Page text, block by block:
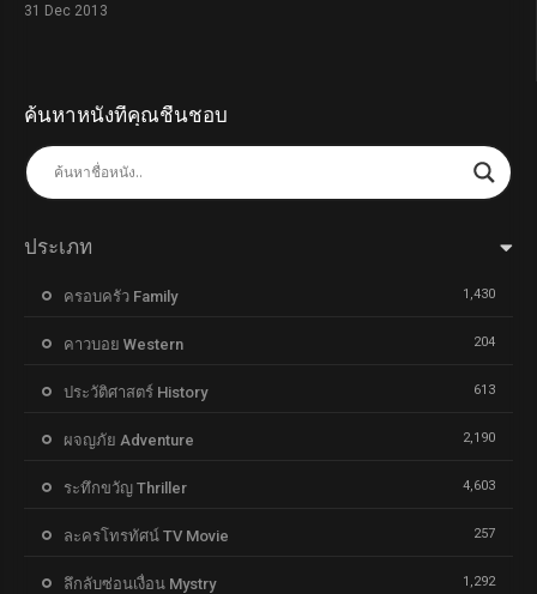
31 Dec 2013
ค้นหาหนังที่คุณชื่นชอบ
ประเภท
ครอบครัว Family 1,430
คาวบอย Western 204
ประวัติศาสตร์ History 613
ผจญภัย Adventure 2,190
ระทึกขวัญ Thriller 4,603
ละครโทรทัศน์ TV Movie 257
ลึกลับซ่อนเงื่อน Mystry 1,292